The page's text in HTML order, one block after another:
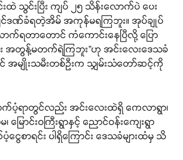
ထဲ သွင်းပြီး ကျပ် ၂၅ သိန်းလောက်ပဲ ပေး
ျင်ဒဏ်ခံရတဲ့အိမ် အကုန်မရကြဘူး။ အုပ်ချုပ်
က်ရတာတောင် ကံကောင်းနေပြီလို့ ပြော
အတွန့်မတက်ရဲကြဘူး”ဟု အင်းလေးဒေသခံ
အမျိုးသမီးတစ်ဦးက သျှမ်းသံတော်ဆင့်ကို
ပံ့ရာတွင်လည်း အင်းလေးထဲရှိ ကေလာရွာ၊
မြောင်းဝကြီးရွာနှင့် ညောင်ဝန်းကျေးရွာ
စာရင်း ပါရှိကြောင်း ဒေသခံများထံမှ သိ